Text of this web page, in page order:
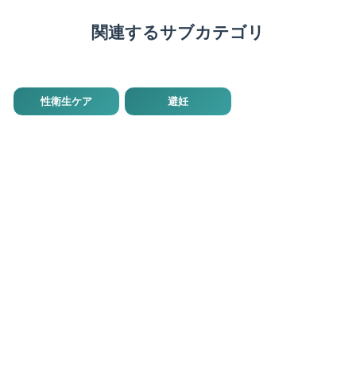
関連するサブカテゴリ
性衛生ケア 避妊